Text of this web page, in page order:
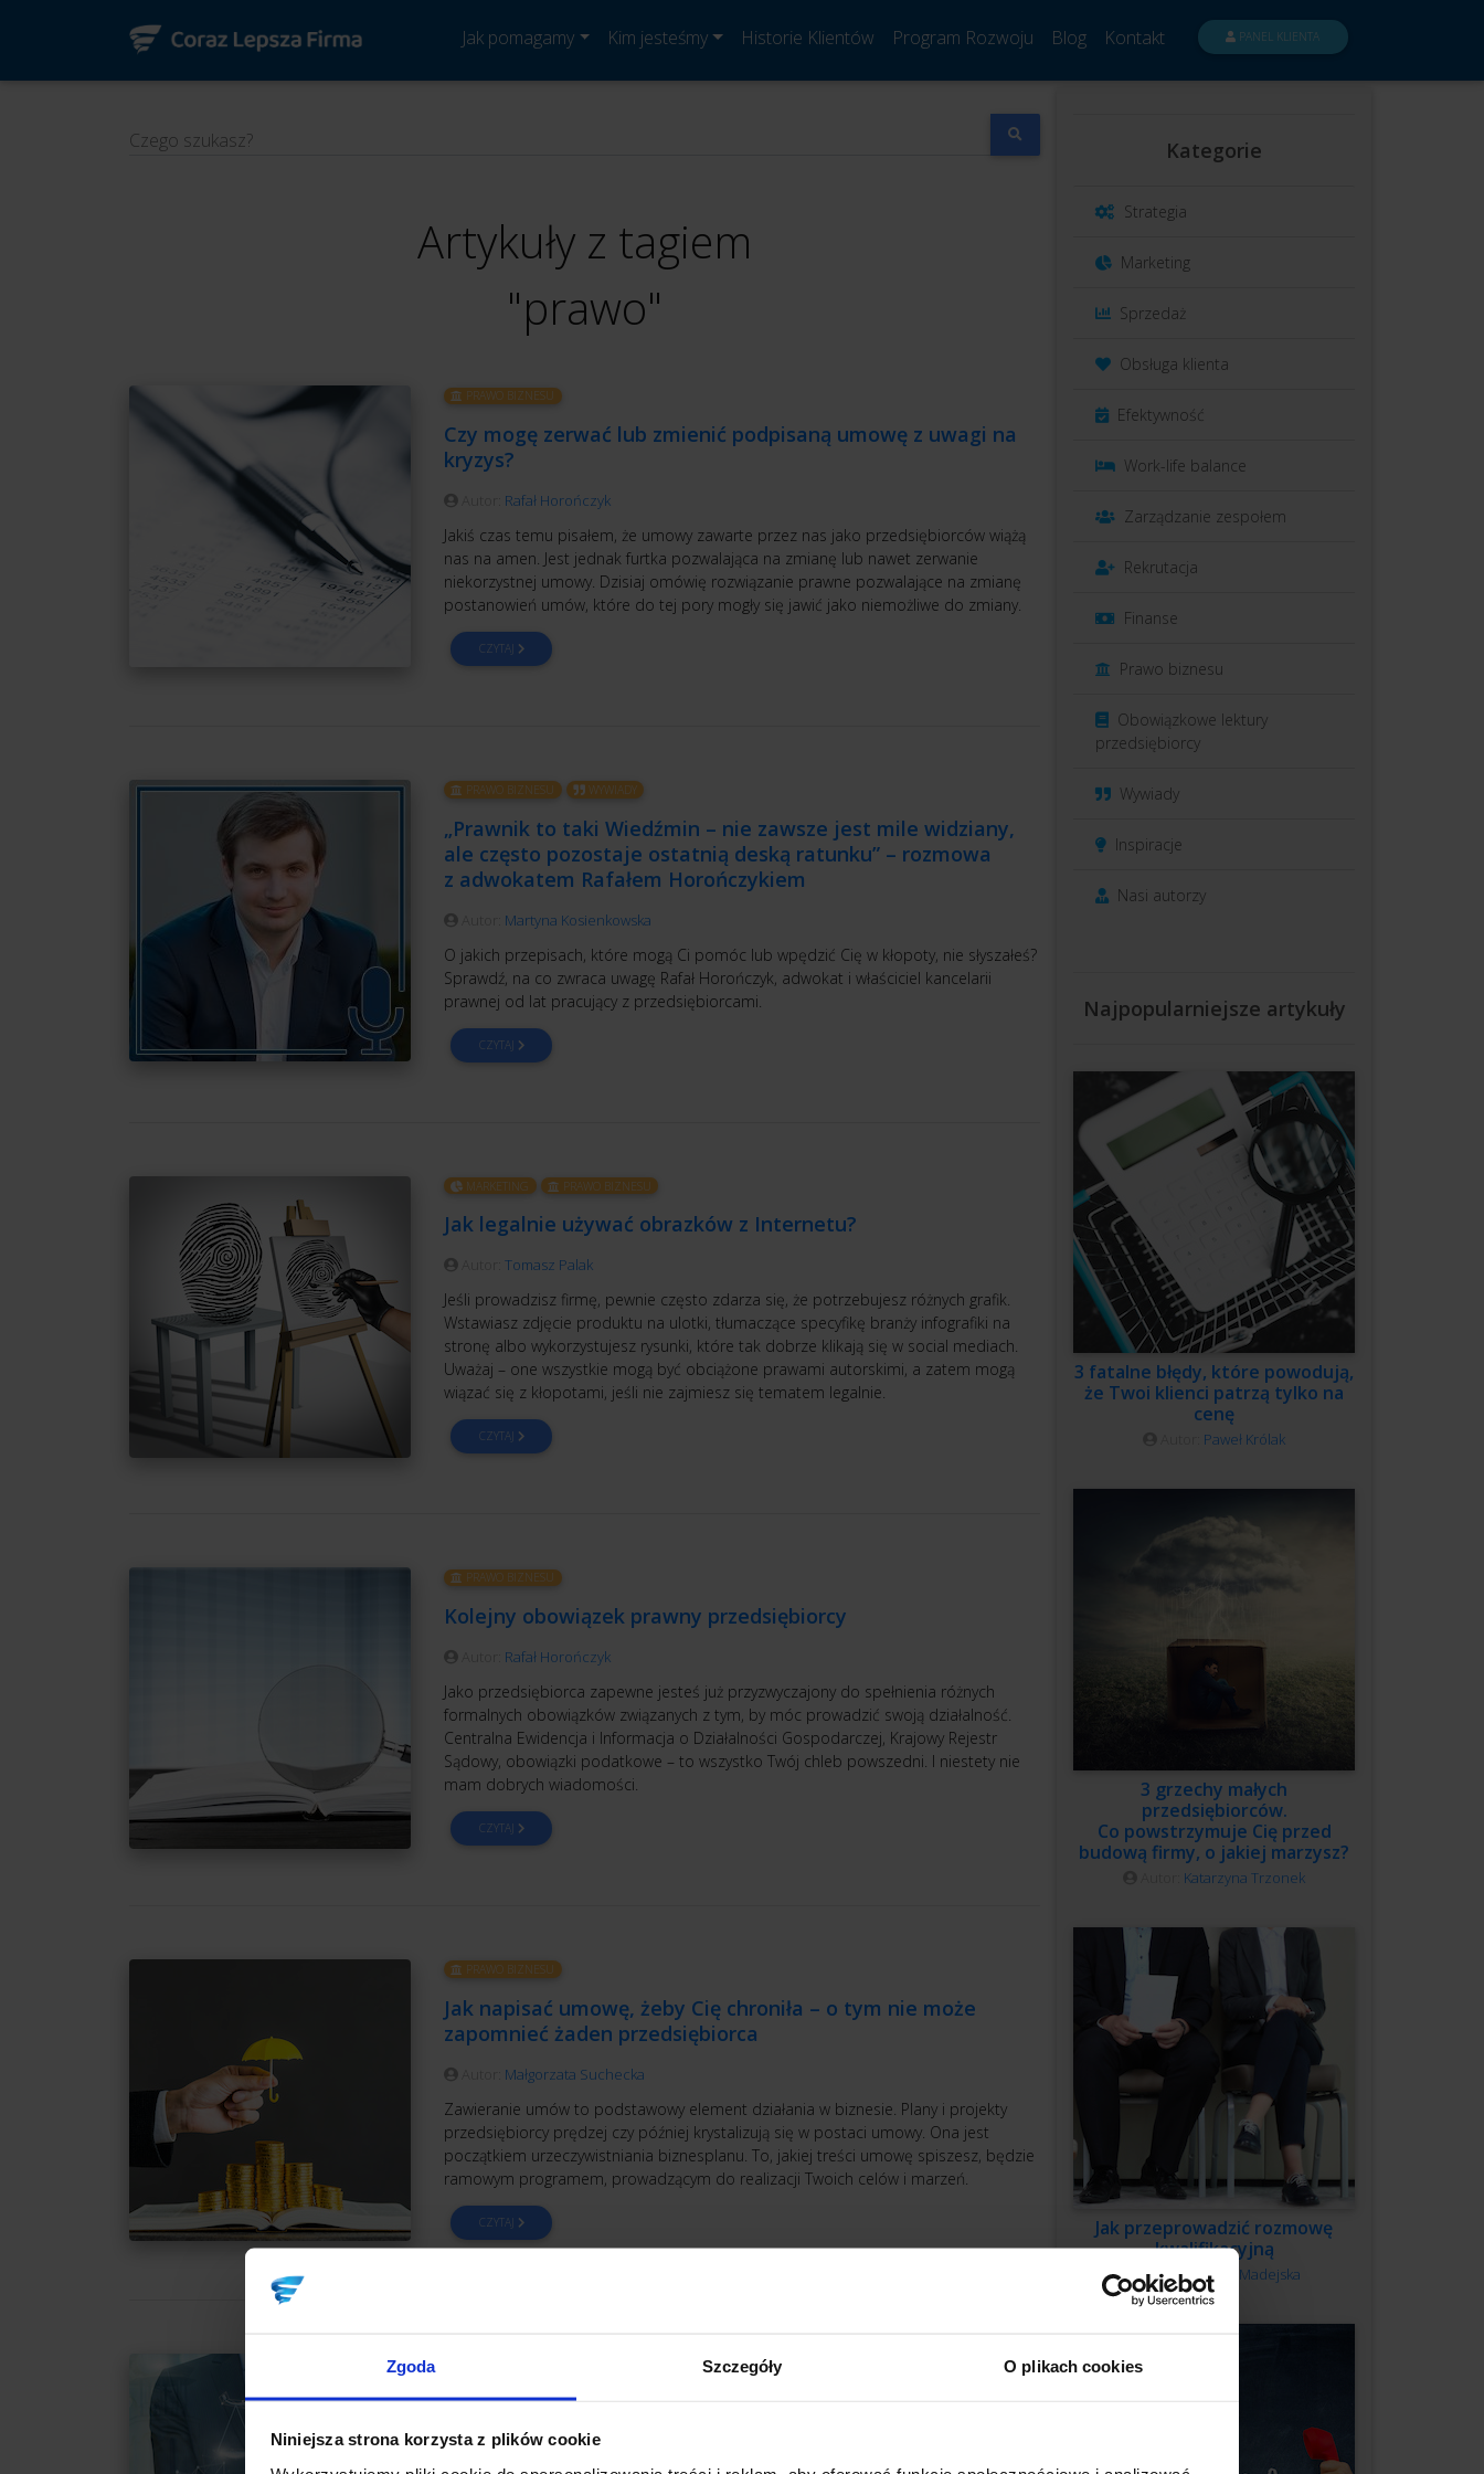
Zgoda Szczegóły O plikach cookies
Niniejsza strona korzysta z plików cookie
Jak pomagamy Kim jesteśmy Historie Klientów Program Rozwoju Blog Kontakt PANEL KLIENTA
Czego szukasz?
Artykuły z tagiem
"prawo"
PRAWO BIZNESU
Czy mogę zerwać lub zmienić podpisaną umowę z uwagi na
kryzys?
Rafał Horończyk
Jakiś czas temu pisałem, że umowy zawarte przez nas jako przedsiębiorców wiążą
nas na amen. Jest jednak furtka pozwalająca na zmianę lub nawet zerwanie
niekorzystnej umowy. Dzisiaj omówię rozwiązanie prawne pozwalające na zmianę
postanowień umów, które do tej pory mogły się jawić jako niemożliwe do zmiany.
CZYTAJ
PRAWO BIZNESU WYWIADY
„Prawnik to taki Wiedźmin – nie zawsze jest mile widziany,
ale często pozostaje ostatnią deską ratunku” – rozmowa
z adwokatem Rafałem Horończykiem
Martyna Kosienkowska
O jakich przepisach, które mogą Ci pomóc lub wpędzić Cię w kłopoty, nie słyszałeś?
Sprawdź, na co zwraca uwagę Rafał Horończyk, adwokat i właściciel kancelarii
prawnej od lat pracujący z przedsiębiorcami.
CZYTAJ
MARKETING PRAWO BIZNESU
Jak legalnie używać obrazków z Internetu?
Tomasz Palak
Jeśli prowadzisz firmę, pewnie często zdarza się, że potrzebujesz różnych grafik.
Wstawiasz zdjęcie produktu na ulotki, tłumaczące specyfikę branży infografiki na
stronę albo wykorzystujesz rysunki, które tak dobrze klikają się w social mediach.
Uważaj – one wszystkie mogą być obciążone prawami autorskimi, a zatem mogą
wiązać się z kłopotami, jeśli nie zajmiesz się tematem legalnie.
CZYTAJ
PRAWO BIZNESU
Kolejny obowiązek prawny przedsiębiorcy
Rafał Horończyk
Jako przedsiębiorca zapewne jesteś już przyzwyczajony do spełnienia różnych
formalnych obowiązków związanych z tym, by móc prowadzić swoją działalność.
Centralna Ewidencja i Informacja o Działalności Gospodarczej, Krajowy Rejestr
Sądowy, obowiązki podatkowe – to wszystko Twój chleb powszedni. I niestety nie
mam dobrych wiadomości.
CZYTAJ
PRAWO BIZNESU
Jak napisać umowę, żeby Cię chroniła – o tym nie może
zapomnieć żaden przedsiębiorca
Małgorzata Suchecka
Zawieranie umów to podstawowy element działania w biznesie. Plany i projekty
przedsiębiorcy prędzej czy później krystalizują się w postaci umowy. Ona jest
początkiem urzeczywistniania biznesplanu. To, jakiej treści umowę spiszesz, będzie
ramowym programem, prowadzącym do realizacji Twoich celów i marzeń.
CZYTAJ
Jaką formę prawną działalności wybrać?
Autor:Adam Ratajczak
Kategorie
Strategia
Marketing
Sprzedaż
Obsługa klienta
Efektywność
Work-life balance
Zarządzanie zespołem
Rekrutacja
Finanse
Prawo biznesu
Obowiązkowe lektury
przedsiębiorcy
Wywiady
Inspiracje
Nasi autorzy
Najpopularniejsze artykuły
3 fatalne błędy, które powodują,
że Twoi klienci patrzą tylko na
cenę
Paweł Królak
3 grzechy małych
przedsiębiorców.
Co powstrzymuje Cię przed
budową firmy, o jakiej marzysz?
Katarzyna Trzonek
Jak przeprowadzić rozmowę
kwalifikacyjną
Autor:Monika Madejska